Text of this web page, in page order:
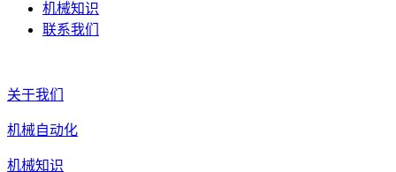
机械知识
联系我们
关于我们
机械自动化
机械知识